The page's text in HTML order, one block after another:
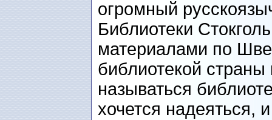
огромный
Библиотеки
материалами по
библиотекой страны
называться
хочется